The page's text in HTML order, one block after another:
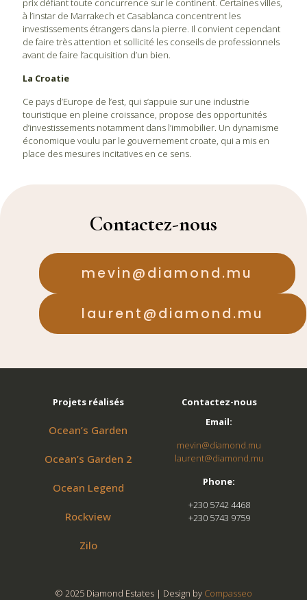
prix défiant toute concurrence sur le continent. Certaines villes,
à l’instar de Marrakech et Casablanca concentrent les
investissements étrangers dans la pierre. Il convient cependant
de faire très attention et sollicité les conseils de professionnels
avant de faire l’acquisition d’un bien.
La Croatie
Ce pays d’Europe de l’est, qui s’appuie sur une industrie
touristique en pleine croissance, propose des opportunités
d’investissements notamment dans l’immobilier. Un dynamisme
économique voulu par le gouvernement croate, qui a mis en
place des mesures incitatives en ce sens.
Contactez-nous
mevin@diamond.mu
laurent@diamond.mu
Projets réalisés
Ocean’s Garden
Ocean’s Garden 2
Ocean Legend
Rockview
Zilo
Contactez-nous
Email:
mevin@diamond.mu
laurent@diamond.mu
Phone:
+230 5742 4468
+230 5743 9759
© 2025 Diamond Estates | Design by Compasseo